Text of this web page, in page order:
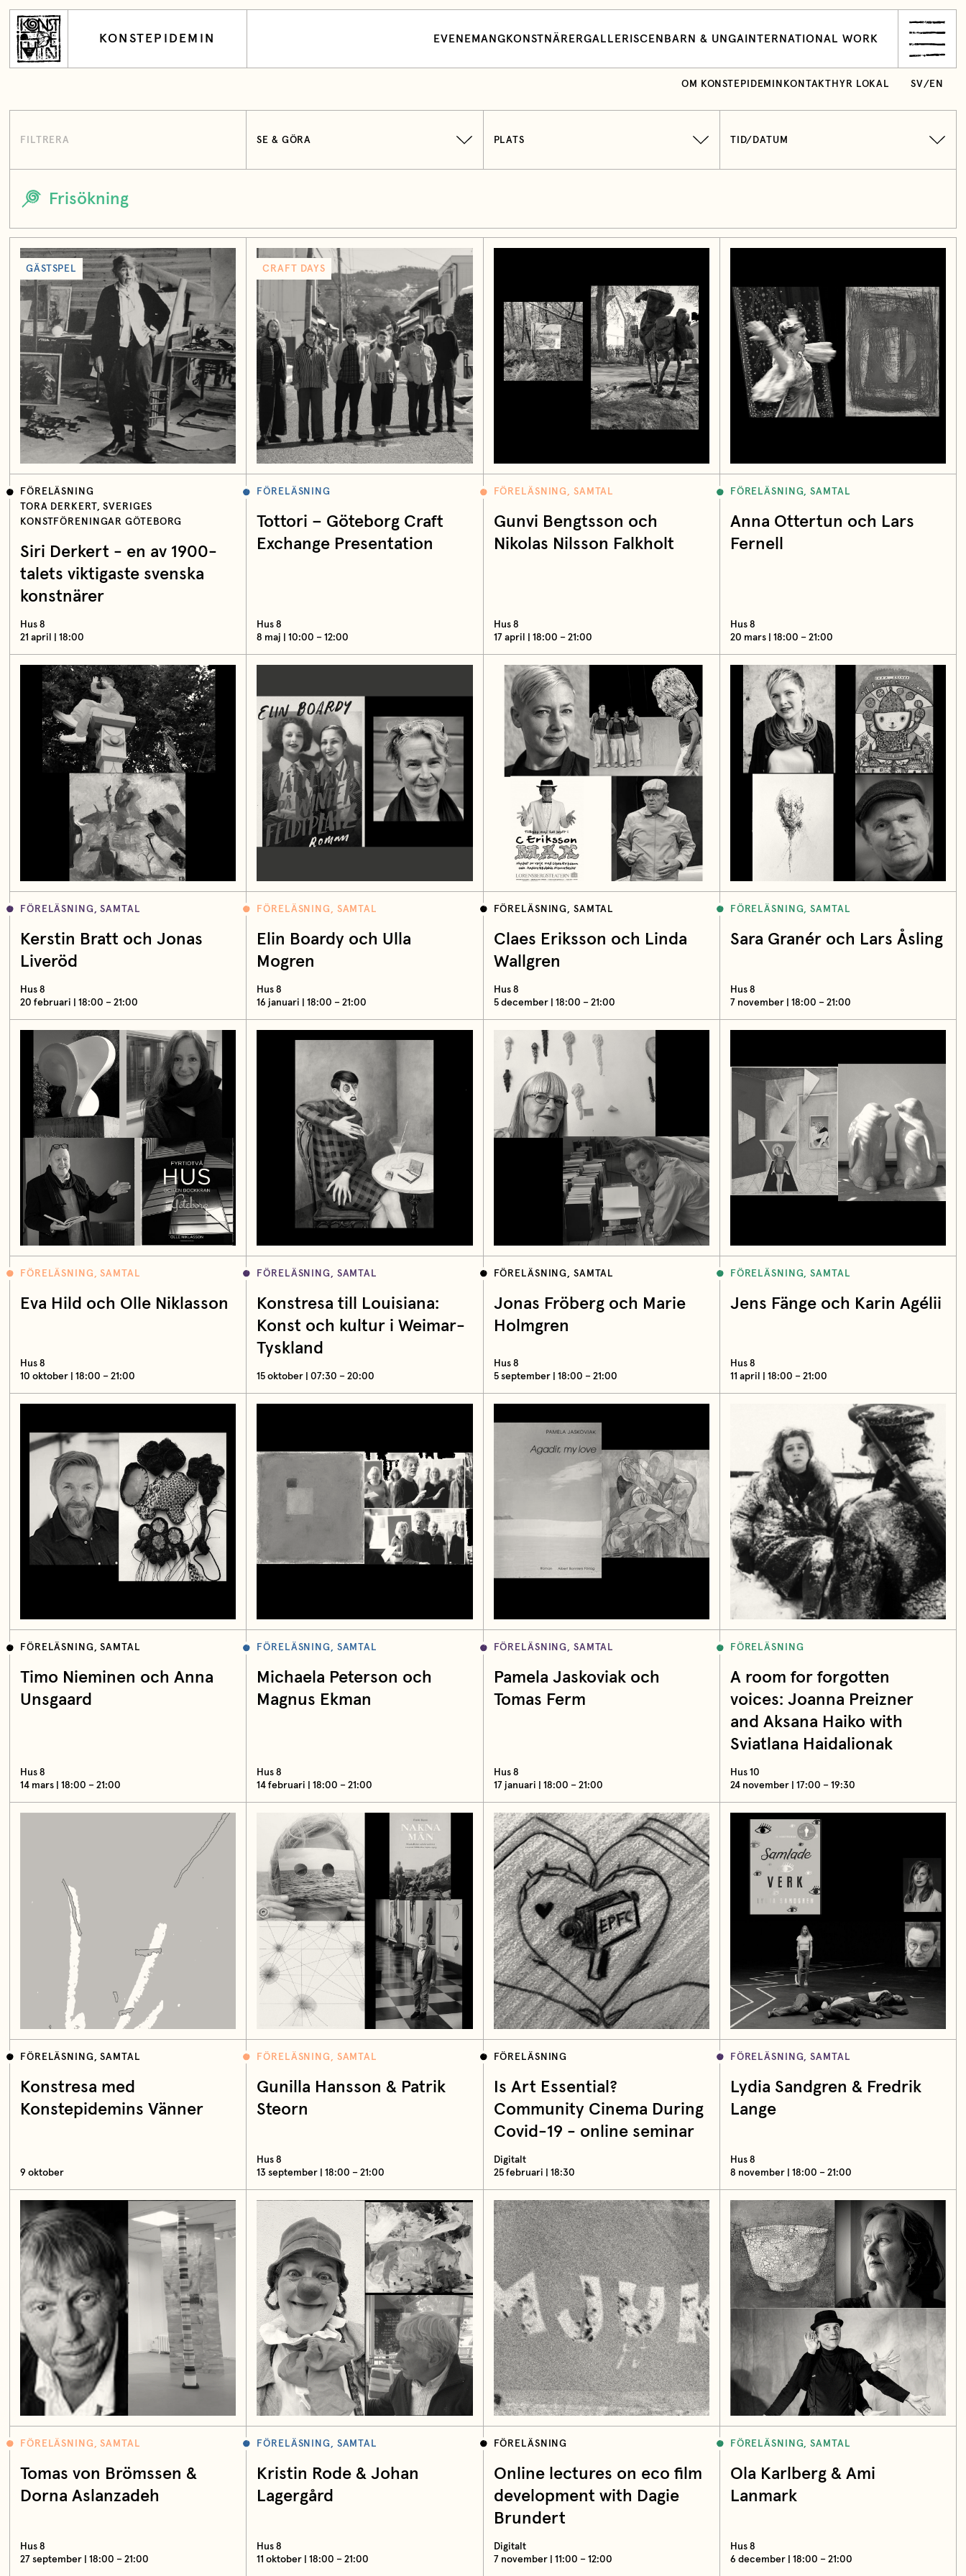
KONSTEPIDEMIN EVENEMANG KONSTNÄRERGALLERI SCEN BARN & UNGA INTERNATIONAL WORK
OM KONSTEPIDEMIN KONTAKT HYR LOKAL SV/ EN
FILTRERA SE & GÖRA PLATS TID/DATUM
GÄSTSPEL
FÖRELÄSNING
TORA DERKERT, SVERIGES
KONSTFÖRENINGAR GÖTEBORG
Siri Derkert - en av 1900-
talets viktigaste svenska
konstnärer
Hus 8
21 april | 18:00
CRAFT DAYS
FÖRELÄSNING
Tottori – Göteborg Craft
Exchange Presentation
Hus 8
8 maj | 10:00 – 12:00
FÖRELÄSNING, SAMTAL
Gunvi Bengtsson och
Nikolas Nilsson Falkholt
Hus 8
17 april | 18:00 – 21:00
FÖRELÄSNING, SAMTAL
Anna Ottertun och Lars
Fernell
Hus 8
20 mars | 18:00 – 21:00
FÖRELÄSNING, SAMTAL
Kerstin Bratt och Jonas
Liveröd
Hus 8
20 februari | 18:00 – 21:00
FÖRELÄSNING, SAMTAL
Elin Boardy och Ulla
Mogren
Hus 8
16 januari | 18:00 – 21:00
FÖRELÄSNING, SAMTAL
Claes Eriksson och Linda
Wallgren
Hus 8
5 december | 18:00 – 21:00
FÖRELÄSNING, SAMTAL
Sara Granér och Lars Åsling
Hus 8
7 november | 18:00 – 21:00
FÖRELÄSNING, SAMTAL
Eva Hild och Olle Niklasson
Hus 8
10 oktober | 18:00 – 21:00
FÖRELÄSNING, SAMTAL
Konstresa till Louisiana:
Konst och kultur i Weimar-
Tyskland
15 oktober | 07:30 – 20:00
FÖRELÄSNING, SAMTAL
Jonas Fröberg och Marie
Holmgren
Hus 8
5 september | 18:00 – 21:00
FÖRELÄSNING, SAMTAL
Jens Fänge och Karin Agélii
Hus 8
11 april | 18:00 – 21:00
FÖRELÄSNING, SAMTAL
Timo Nieminen och Anna
Unsgaard
Hus 8
14 mars | 18:00 – 21:00
FÖRELÄSNING, SAMTAL
Michaela Peterson och
Magnus Ekman
Hus 8
14 februari | 18:00 – 21:00
FÖRELÄSNING, SAMTAL
Pamela Jaskoviak och
Tomas Ferm
Hus 8
17 januari | 18:00 – 21:00
FÖRELÄSNING
A room for forgotten
voices: Joanna Preizner
and Aksana Haiko with
Sviatlana Haidalionak
Hus 10
24 november | 17:00 – 19:30
FÖRELÄSNING, SAMTAL
Konstresa med
Konstepidemins Vänner
9 oktober
FÖRELÄSNING, SAMTAL
Gunilla Hansson & Patrik
Steorn
Hus 8
13 september | 18:00 – 21:00
FÖRELÄSNING
Is Art Essential?
Community Cinema During
Covid-19 - online seminar
Digitalt
25 februari | 18:30
FÖRELÄSNING, SAMTAL
Lydia Sandgren & Fredrik
Lange
Hus 8
8 november | 18:00 – 21:00
FÖRELÄSNING, SAMTAL
Tomas von Brömssen &
Dorna Aslanzadeh
Hus 8
27 september | 18:00 – 21:00
FÖRELÄSNING, SAMTAL
Kristin Rode & Johan
Lagergård
Hus 8
11 oktober | 18:00 – 21:00
FÖRELÄSNING
Online lectures on eco film
development with Dagie
Brundert
Digitalt
7 november | 11:00 – 12:00
FÖRELÄSNING, SAMTAL
Ola Karlberg & Ami
Lanmark
Hus 8
6 december | 18:00 – 21:00